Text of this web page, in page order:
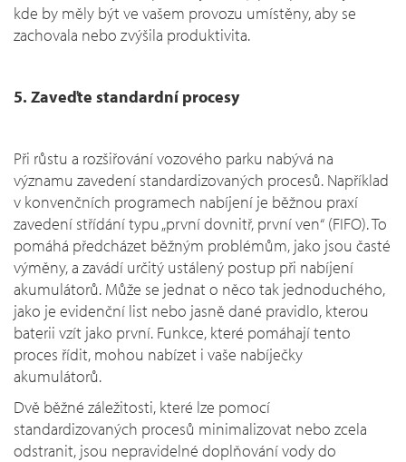
kde by měly být ve vašem provozu umístěny, aby se
zachovala nebo zvýšila produktivita.
5. Zaveďte standardní procesy
Při růstu a rozšiřování vozového parku nabývá na
významu zavedení standardizovaných procesů. Například
v konvenčních programech nabíjení je běžnou praxí
zavedení střídání typu „první dovnitř, první ven“ (FIFO). To
pomáhá předcházet běžným problémům, jako jsou časté
výměny, a zavádí určitý ustálený postup při nabíjení
akumulátorů. Může se jednat o něco tak jednoduchého,
jako je evidenční list nebo jasně dané pravidlo, kterou
baterii vzít jako první. Funkce, které pomáhají tento
proces řídit, mohou nabízet i vaše nabíječky
akumulátorů.
Dvě běžné záležitosti, které lze pomocí
standardizovaných procesů minimalizovat nebo zcela
odstranit, jsou nepravidelné doplňování vody do